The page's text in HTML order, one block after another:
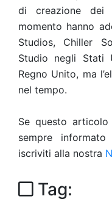
di creazione dei
momento hanno
Studios, Chiller
Studio negli Stati
Regno Unito, ma
nel tempo.
Se questo
sempre
iscriviti alla nostra
Tag: